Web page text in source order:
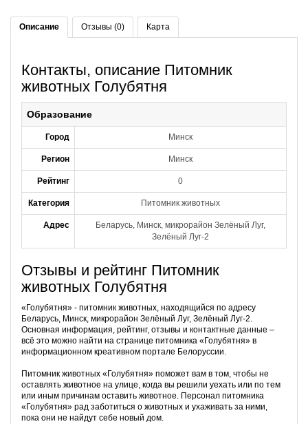
Описание Отзывы (0) Карта
Контакты, описание Питомник
животных Голубятня
Образование
Город Минск
Регион Минск
Рейтинг 0
Категория Питомник животных
Адрес
Беларусь, Минск, микрорайон Зелёный Луг,
Зелёный Луг-2
Отзывы и рейтинг Питомник
животных Голубятня
«Голубятня» - питомник животных, находящийся по адресу
Беларусь, Минск, микрорайон Зелёный Луг, Зелёный Луг-2.
Основная информация, рейтинг, отзывы и контактные данные –
всё это можно найти на странице питомника «Голубятня» в
информационном креативном портале Белоруссии.
Питомник животных «Голубятня» поможет вам в том, чтобы не
оставлять животное на улице, когда вы решили уехать или по тем
или иным причинам оставить животное. Персонал питомника
«Голубятня» рад заботиться о животных и ухаживать за ними,
пока они не найдут себе новый дом.